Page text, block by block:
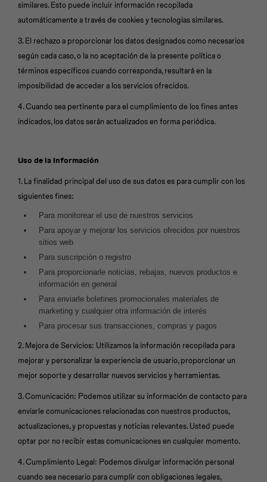
similares. Esto puede incluir información recopilada
automáticamente a través de cookies y tecnologías similares.
3. El rechazo a proporcionar los datos designados como necesarios
según cada caso, o la no aceptación de la presente política o
términos específicos cuando corresponda, resultará en la
imposibilidad de acceder a los servicios ofrecidos.
4. Cuando sea pertinente para el cumplimiento de los fines antes
indicados, los datos serán actualizados en forma periódica.
Uso de la Información
1. La finalidad principal del uso de sus datos es para cumplir con los
siguientes fines:
Para monitorear el uso de nuestros servicios
Para apoyar y mejorar los servicios ofrecidos por nuestros
sitios web
Para suscripción o registro
Para proporcionarle noticias, rebajas, nuevos productos e
información en general
Para enviarle boletines promocionales materiales de
marketing y cualquier otra información de interés
Para procesar sus transacciones, compras y pagos
2. Mejora de Servicios: Utilizamos la información recopilada para
mejorar y personalizar la experiencia de usuario, proporcionar un
mejor soporte y desarrollar nuevos servicios y herramientas.
3. Comunicación: Podemos utilizar su información de contacto para
enviarle comunicaciones relacionadas con nuestros productos,
actualizaciones, y propuestas y noticias relevantes. Usted puede
optar por no recibir estas comunicaciones en cualquier momento.
4. Cumplimiento Legal: Podemos divulgar información personal
cuando sea necesario para cumplir con obligaciones legales,